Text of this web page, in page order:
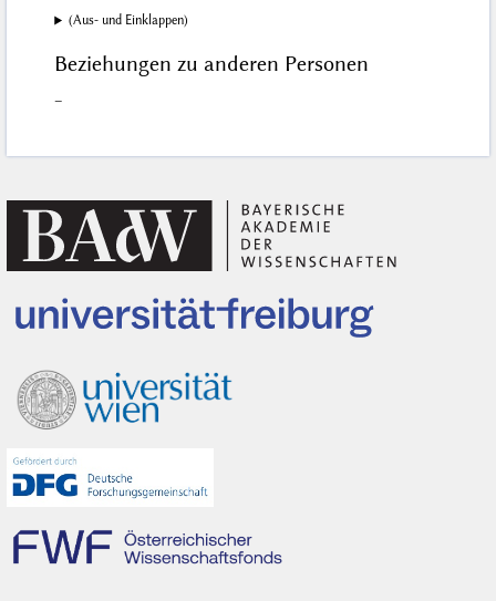
(Aus- und Einklappen)
Beziehungen zu anderen Personen
–